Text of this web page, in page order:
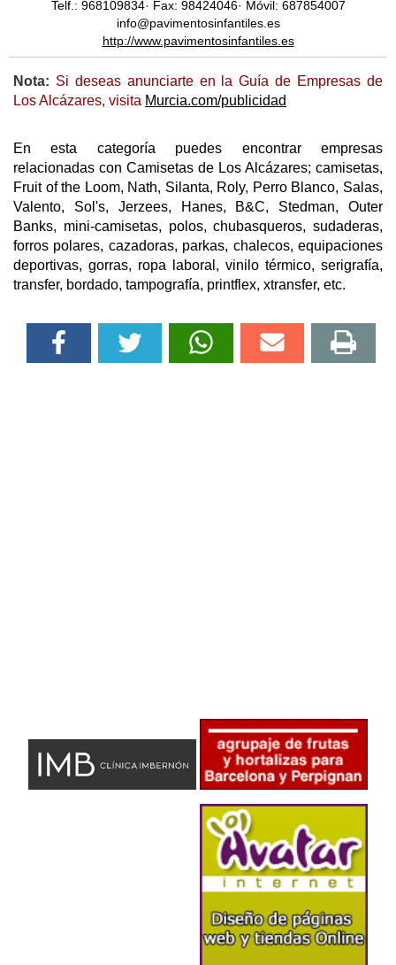
Telf.: 968109834· Fax: 98424046· Móvil: 687854007
info@pavimentosinfantiles.es
http://www.pavimentosinfantiles.es
Nota: Si deseas anunciarte en la Guía de Empresas de
Los Alcázares, visita Murcia.com/publicidad
En esta categoría puedes encontrar empresas
relacionadas con Camisetas de Los Alcázares; camisetas,
Fruit of the Loom, Nath, Silanta, Roly, Perro Blanco, Salas,
Valento, Sol's, Jerzees, Hanes, B&C, Stedman, Outer
Banks, mini-camisetas, polos, chubasqueros, sudaderas,
forros polares, cazadoras, parkas, chalecos, equipaciones
deportivas, gorras, ropa laboral, vinilo térmico, serigrafía,
transfer, bordado, tampografía, printflex, xtransfer, etc.